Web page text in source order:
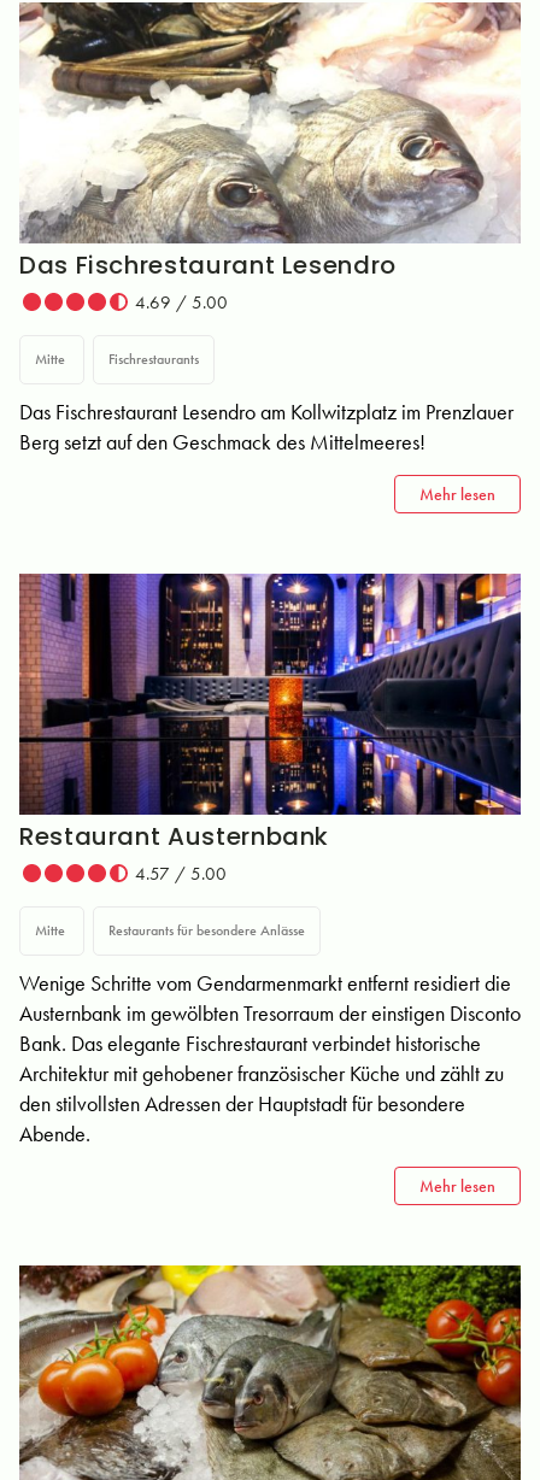
Das Fischrestaurant Lesendro
4.69 / 5.00
Mitte Fischrestaurants
Das Fischrestaurant Lesendro am Kollwitzplatz im Prenzlauer
Berg setzt auf den Geschmack des Mittelmeeres!
Mehr lesen
Restaurant Austernbank
4.57 / 5.00
Mitte Restaurants für besondere Anlässe
Wenige Schritte vom Gendarmenmarkt entfernt residiert die
Austernbank im gewölbten Tresorraum der einstigen Disconto
Bank. Das elegante Fischrestaurant verbindet historische
Architektur mit gehobener französischer Küche und zählt zu
den stilvollsten Adressen der Hauptstadt für besondere
Abende.
Mehr lesen